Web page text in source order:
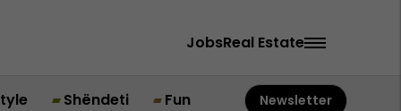
JobsReal Estate
Shëndeti Fun Newsletter